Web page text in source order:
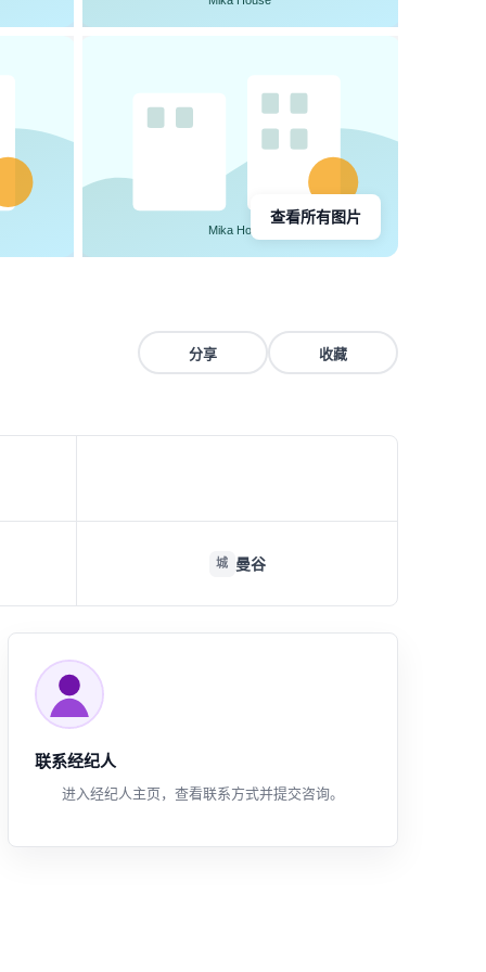
查看所有图片
分享 收藏
城 曼谷
联系经纪人
进入经纪人主页，查看联系方式并提交咨询。